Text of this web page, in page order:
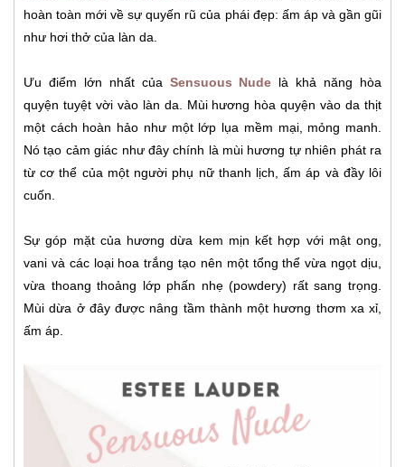
hoàn toàn mới về sự quyến rũ của phái đẹp: ấm áp và gần gũi
như hơi thở của làn da.
Ưu điểm lớn nhất của Sensuous Nude là khả năng hòa
quyện tuyệt vời vào làn da. Mùi hương hòa quyện vào da thịt
một cách hoàn hảo như một lớp lụa mềm mại, mỏng manh.
Nó tạo cảm giác như đây chính là mùi hương tự nhiên phát ra
từ cơ thể của một người phụ nữ thanh lịch, ấm áp và đầy lôi
cuốn.
Sự góp mặt của hương dừa kem mịn kết hợp với mật ong,
vani và các loại hoa trắng tạo nên một tổng thể vừa ngọt dịu,
vừa thoang thoảng lớp phấn nhẹ (powdery) rất sang trọng.
Mùi dừa ở đây được nâng tầm thành một hương thơm xa xỉ,
ấm áp.